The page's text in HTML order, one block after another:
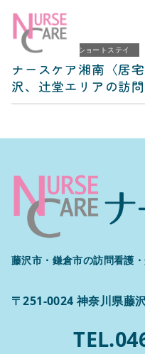
動
2025.4.29 ショートステイ
ナースケア湘南〈
沢、辻堂エリアの訪
藤沢市・鎌倉市の訪問看護
〒251-0024 神奈川県藤